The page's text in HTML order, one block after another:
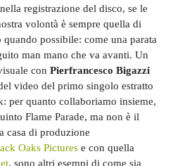
registrazione del disco, se le
volontà è sempre quella di
possibile: come una parata
man mano che va avanti. Un
con Pierfrancesco Bigazzi
video del primo singolo estratto
per quanto collaboriamo insieme,
Flame Parade, ma non è il
casa di produzione
Oaks Pictures e con quella
, sono altri esempi di come sia